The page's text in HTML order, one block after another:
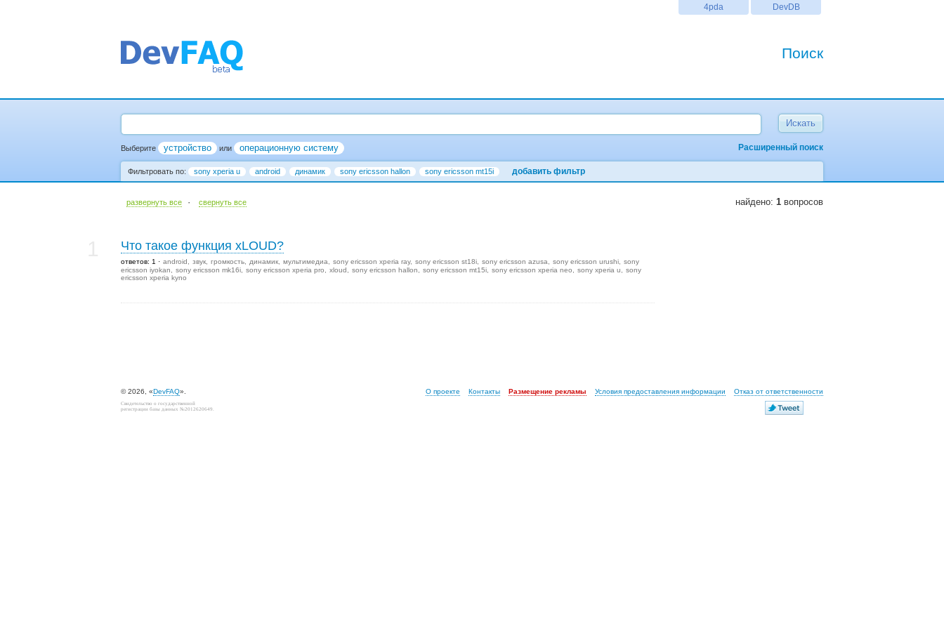
DevDB
4pda
Поиск
Выберите устройство Расширенный поиск
или операционную систему
Фильтровать по: sony xperia u android динамик sony ericsson hallon sony ericsson mt15i добавить фильтр
развернуть все · cвернуть все найдено: 1 вопросов
Что такое функция xLOUD?
ответов: 1 android звук громкость динамик мультимедиа sony ericsson xperia ray sony ericsson st18i sony ericsson azusa sony ericsson urushi
sony
ericsson iyokan
sony ericsson mk16i sony ericsson xperia pro xloud sony ericsson hallon sony ericsson mt15i sony ericsson xperia neo sony xperia u
sony
ericsson xperia kyno
© 2026, «DevFAQ». О проекте Контакты Размещение рекламы Условия предоставления информации Отказ от ответственности
Свидетельство о государственной
регистрации базы данных №2012620649.